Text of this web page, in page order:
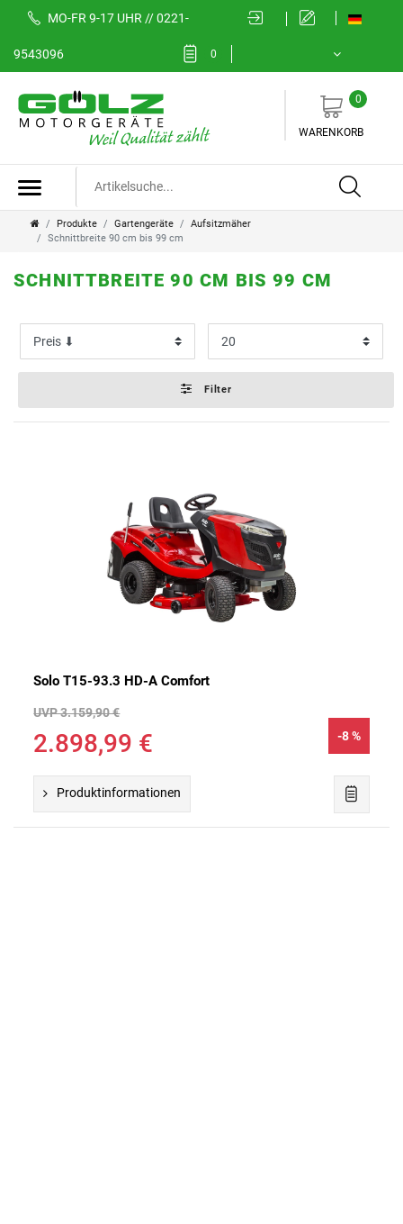
MO-FR 9-17 UHR // 0221-
9543096 0
0
WARENKORB
Produkte Gartengeräte
Aufsitzmäher
Schnittbreite 90 cm bis 99 cm
SCHNITTBREITE 90 CM BIS 99 CM
Filter
Solo T15-93.3 HD-A Comfort
UVP 3.159,90 €
2.898,99 € -8 %
Produktinformationen
FILTER
K
e
o
r
i
P
r
e